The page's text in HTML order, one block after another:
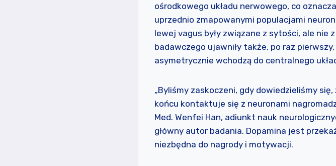
ośrodkowego układu nerwowego, co
uprzednio zmapowanymi populacjami
lewej vagus były związane z sytości, ale nie
badawczego ujawniły także, po raz
asymetrycznie wchodzą do centralnego
„Byliśmy zaskoczeni, gdy dowiedzieliśmy
końcu kontaktuje się z neuronami
Med. Wenfei Han, adiunkt nauk
główny autor badania. Dopamina jest
niezbędna do nagrody i motywacji.